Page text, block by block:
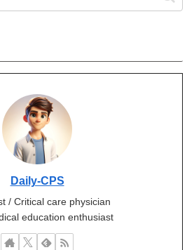
Daily-CPS
/ Critical care physician
education enthusiast